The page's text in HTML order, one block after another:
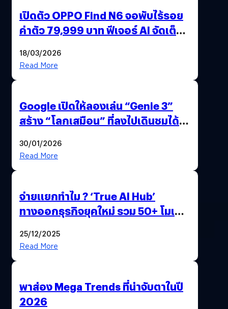
เปิดตัว OPPO Find N6 จอพับไร้รอย
ค่าตัว 79,999 บาท ฟีเจอร์ AI จัดเต็ม
18/03/2026
Read More
Google เปิดให้ลองเล่น “Genie 3”
สร้าง “โลกเสมือน” ที่ลงไปเดินชมได้
30/01/2026
Read More
จ่ายแยกทำไม ? ‘True AI Hub’
ทางออกธุรกิจยุคใหม่ รวม 50+ โมเดล
25/12/2025
Read More
พาส่อง Mega Trends ที่น่าจับตาในปี
2026